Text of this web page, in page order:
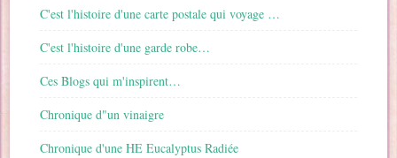
C'est l'histoire d'une carte postale qui voyage …
C'est l'histoire d'une garde robe…
Ces Blogs qui m'inspirent…
Chronique d"un vinaigre
Chronique d'une HE Eucalyptus Radiée